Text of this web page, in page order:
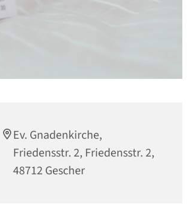
Ev. Gnadenkirche,
Friedensstr. 2, Friedensstr. 2,
48712 Gescher